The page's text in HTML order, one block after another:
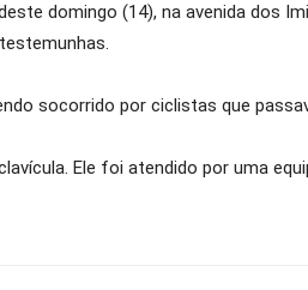
domingo (14), na avenida dos
socorrido por ciclistas que
Ele foi atendido por uma